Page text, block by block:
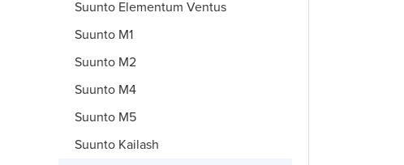
Suunto Elementum Ventus
Suunto M1
Suunto M2
Suunto M4
Suunto M5
Suunto Kailash